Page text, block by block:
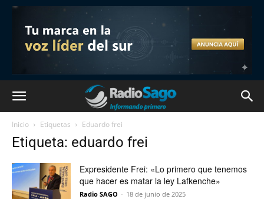
Inicio Etiquetas Eduardo frei
Etiqueta: eduardo frei
Expresidente Frei: «Lo primero que tenemos
que hacer es matar la ley Lafkenche»
Radio SAGO - 18 de junio de 2025